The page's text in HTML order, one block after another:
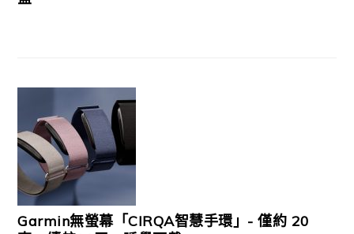
Garmin無螢幕「CIRQA智慧手環」- 僅約 20